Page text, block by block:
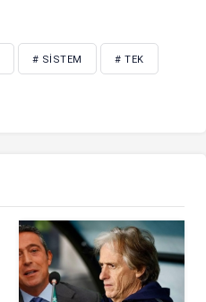
# SISTEM # TEK